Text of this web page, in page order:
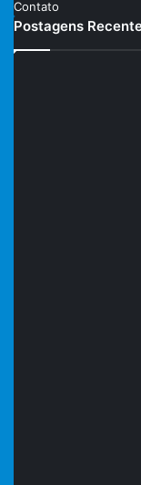
Contato
Postagens